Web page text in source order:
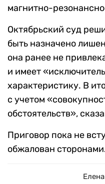
магнитно-
Октябрьский суд
быть назначено
она ранее не
и имеет
характеристику. В
с учетом
обстоятельств»,
Приговор пока не
обжалован